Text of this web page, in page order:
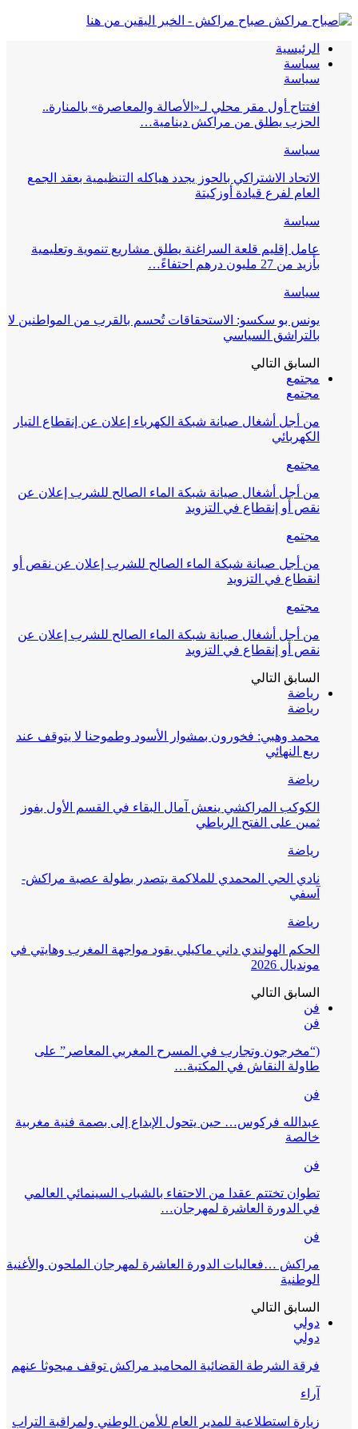
صباح مراكش - الخبر اليقين من هنا
الرئيسية
سياسة
سياسة
افتتاح أول مقر محلي لـ«الأصالة والمعاصرة» بالمنارة..
الحزب يطلق من مراكش دينامية…
سياسة
الاتحاد الاشتراكي بالحوز يجدد هياكله التنظيمية بعقد الجمع
العام لفرع قيادة أوزكيتة
سياسة
عامل إقليم قلعة السراغنة يطلق مشاريع تنموية وتعليمية
بأزيد من 27 مليون درهم احتفاءً…
سياسة
يونس بو سكسو: الاستحقاقات تُحسم بالقرب من المواطنين لا
بالتراشق السياسي
السابق التالي
مجتمع
مجتمع
من أجل أشغال صيانة شبكة الكهرباء إعلان عن إنقطاع التيار
الكهربائي
مجتمع
من أجل أشغال صيانة شبكة الماء الصالح للشرب إعلان عن
نقص أو إنقطاع في التزويد
مجتمع
من أجل صيانة شبكة الماء الصالح للشرب إعلان عن نقص أو
انقطاع في التزويد
مجتمع
من أجل أشغال صيانة شبكة الماء الصالح للشرب إعلان عن
نقص أو إنقطاع في التزويد
السابق التالي
رياضة
رياضة
محمد وهبي: فخورون بمشوار الأسود وطموحنا لا يتوقف عند
ربع النهائي
رياضة
الكوكب المراكشي ينعش آمال البقاء في القسم الأول بفوز
ثمين على الفتح الرباطي
رياضة
نادي الحي المحمدي للملاكمة يتصدر بطولة عصبة مراكش-
آسفي
رياضة
الحكم الهولندي داني ماكيلي يقود مواجهة المغرب وهايتي في
مونديال 2026
السابق التالي
فن
فن
(“مخرجون وتجارب في المسرح المغربي المعاصر” على
طاولة النقاش في المكتبة…
فن
عبدالله فركوس… حين يتحول الإبداع إلى بصمة فنية مغربية
خالصة
فن
تطوان تختتم عقدا من الاحتفاء بالشباب السينمائي العالمي
في الدورة العاشرة لمهرجان…
فن
مراكش …فعاليات الدورة العاشرة لمهرجان الملحون والأغنية
الوطنية
السابق التالي
دولي
دولي
فرقة الشرطة القضائية المحاميد مراكش توقف مبحوثا عنهم
آراء
زيارة استطلاعية للمدير العام للأمن الوطني ولمراقبة التراب